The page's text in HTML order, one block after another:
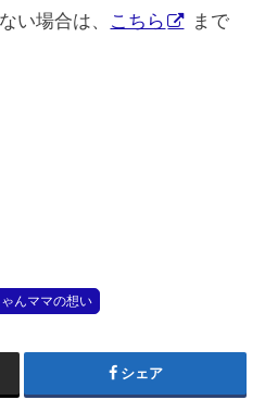
い場合は、 こちら
まで
んママの想い
シェア